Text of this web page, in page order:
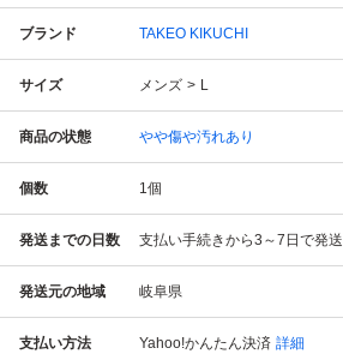
ブランド TAKEO KIKUCHI
サイズ メンズ L
商品の状態 やや傷や汚れあり
個数 1個
発送までの日数 支払い手続きから3～7日で発送
発送元の地域 岐阜県
支払い方法 Yahoo!かんたん決済 詳細